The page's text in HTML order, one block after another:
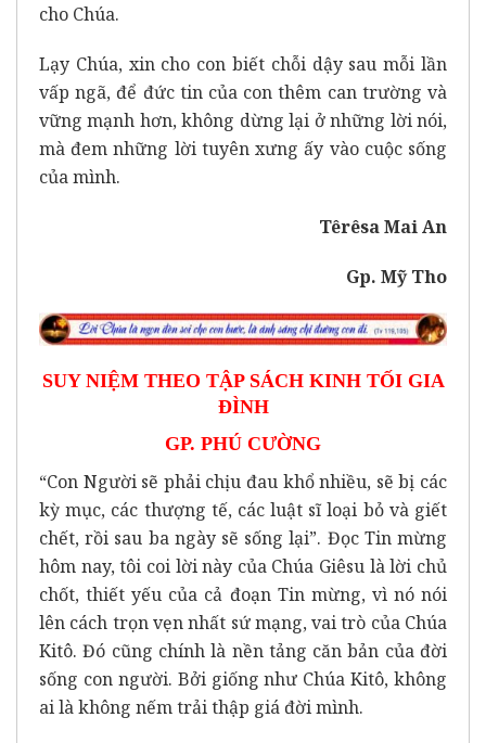
cho Chúa.
Lạy Chúa, xin cho con biết chỗi dậy sau mỗi lần
vấp ngã, để đức tin của con thêm can trường và
vững mạnh hơn, không dừng lại ở những lời nói,
mà đem những lời tuyên xưng ấy vào cuộc sống
của mình.
Têrêsa Mai An
Gp. Mỹ Tho
SUY NIỆM THEO TẬP SÁCH KINH TỐI GIA
ĐÌNH
GP. PHÚ CƯỜNG
“Con Người sẽ phải chịu đau khổ nhiều, sẽ bị các
kỳ mục, các thượng tế, các luật sĩ loại bỏ và giết
chết, rồi sau ba ngày sẽ sống lại”. Đọc Tin mừng
hôm nay, tôi coi lời này của Chúa Giêsu là lời chủ
chốt, thiết yếu của cả đoạn Tin mừng, vì nó nói
lên cách trọn vẹn nhất sứ mạng, vai trò của Chúa
Kitô. Đó cũng chính là nền tảng căn bản của đời
sống con người. Bởi giống như Chúa Kitô, không
ai là không nếm trải thập giá đời mình.